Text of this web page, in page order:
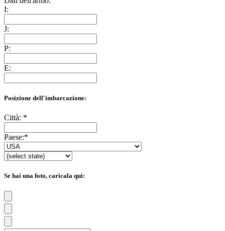
I:
J:
P:
E:
Posizione dell'imbarcazione:
Città: *
Paese:*
Se hai una foto, caricala qui: